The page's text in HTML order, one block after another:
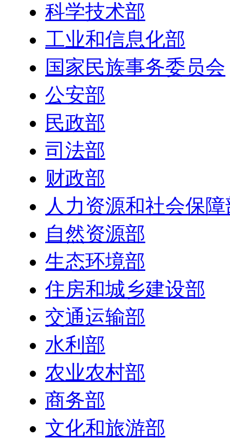
科学技术部
工业和信息化部
国家民族事务委员会
公安部
民政部
司法部
财政部
人力资源和社会保
自然资源部
生态环境部
住房和城乡建设部
交通运输部
水利部
农业农村部
商务部
文化和旅游部